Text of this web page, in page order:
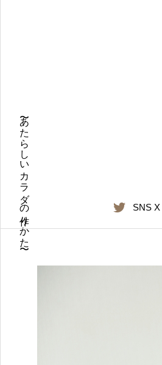
〜あたらしいカラダの作りかた〜 SNS X